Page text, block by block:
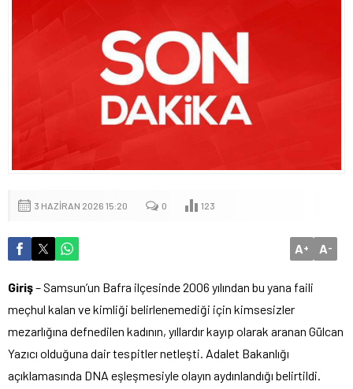
3 HAZIRAN 2026 15:20 0 123
A+ A-
Giriş– Samsun’un Bafra ilçesinde 2006 yılından bu yana faili
meçhul kalan ve kimliği belirlenemediği için kimsesizler
mezarlığına defnedilen kadının, yıllardır kayıp olarak aranan Gülcan
Yazıcı olduğuna dair tespitler netleşti. Adalet Bakanlığı
açıklamasında DNA eşleşmesiyle olayın aydınlandığı belirtildi.